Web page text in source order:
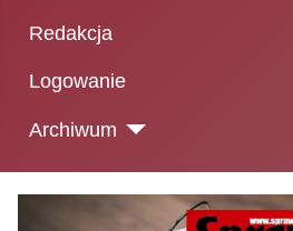
Redakcja
Logowanie
Archiwum